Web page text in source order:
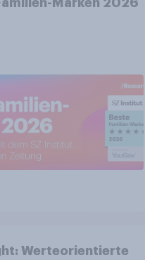
Marken 2026
Werteorientierte